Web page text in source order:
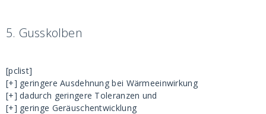
5. Gusskolben
[pclist]
[+] geringere Ausdehnung bei Wärmeeinwirkung
[+] dadurch geringere Toleranzen und
[+] geringe Geräuschentwicklung